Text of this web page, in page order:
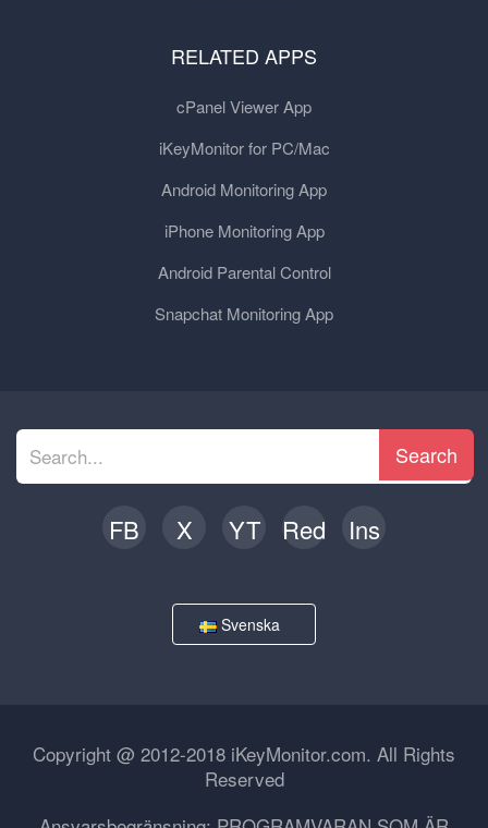
RELATED APPS
cPanel Viewer App
iKeyMonitor for PC/Mac
Android Monitoring App
iPhone Monitoring App
Android Parental Control
Snapchat Monitoring App
Search
FB X YT Red Ins
Svenska
Copyright @ 2012-2018 iKeyMonitor.com. All Rights
Reserved